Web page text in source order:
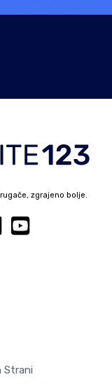
zgrajeno bolje.
Strani